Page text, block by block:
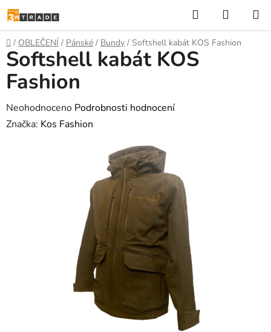
Přejít
na
obsah
Hledat
KOŠÍK
Domů
/ OBLEČENÍ / Pánské / Bundy / Softshell kabát KOS Fashion
Softshell kabát KOS
Fashion
Průměrné
hodnocení
Neohodnoceno Podrobnosti hodnocení
Značka: Kos Fashion